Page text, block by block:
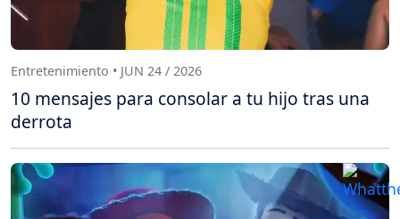
Entretenimiento • JUN 24 / 2026
10 mensajes para consolar a tu hijo tras una
derrota